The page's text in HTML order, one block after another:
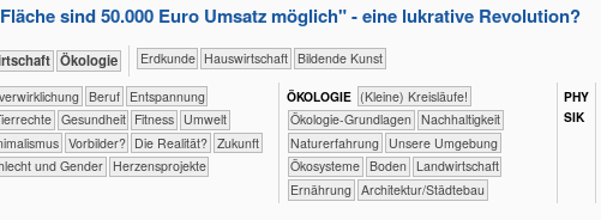
sind 50.000 Euro Umsatz möglich" - eine lukrative Revolution?
​​​​​​​Ökologie ​​​​​Erdkunde ​Haus­wirtschaft Bildende Kunst
​​​​​​​​​​​​​​​Beruf ​​​​​​​​​​​​​Entspannung
​​​​​​Gesundheit ​​​​​Fitness ​​​​​Umwelt
​​Vorbilder? ​Die Realität? ​Zukunft
und Gender
Herzensprojekte
ÖKO​LOGIE ​​​​​​​​​​​​​​(Kleine) Kreisläufe!
​​​​​​​​​​​​​​​​Ökologie-Grundlagen ​​​​​​​​​​​​​​​Nachhaltigkeit
​​​​​​​​​​​​​Naturerfahrung ​​​​​​​​​​​​​Unsere Umgebung
​​​​​​​​​​​Ökosysteme ​​​​​Boden ​​​​​Landwirtschaft
​​​​Ernährung ​​​Architektur/­Städtebau
PHY​
SIK